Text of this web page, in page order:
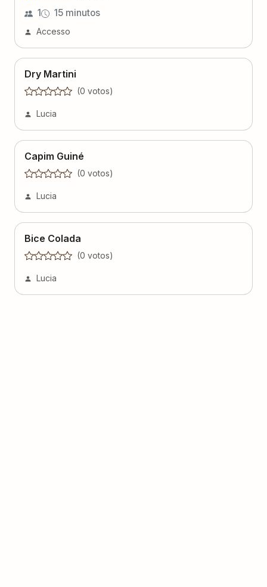
1 15 minutos
Accesso
Dry Martini
(0 votos)
Lucia
Capim Guiné
(0 votos)
Lucia
Bice Colada
(0 votos)
Lucia